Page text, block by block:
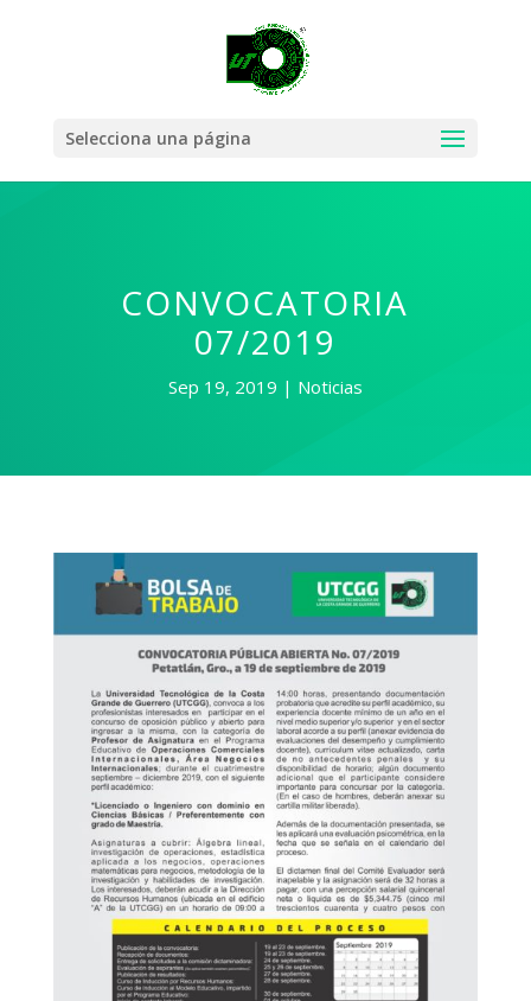
Selecciona una página
CONVOCATORIA
07/2019
Sep 19, 2019 Noticias